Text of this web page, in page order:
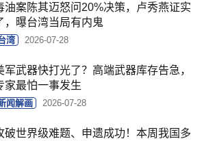
油案陈其迈怒问20%决策，卢秀燕证实
，曝台湾当局有内鬼
湾 2026-07-28
军武器快打光了？高端武器库存告急，
家最怕一事发生
闻解画 2026-07-28
破世界级难题、申遗成功！本周我国多